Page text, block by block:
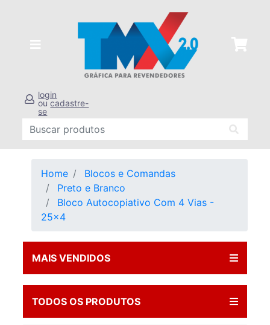
login
oucadastre-
se
Home
Blocos e Comandas
Preto e Branco
Bloco Autocopiativo Com 4 Vias -
25x4
MAIS VENDIDOS
TODOS OS PRODUTOS